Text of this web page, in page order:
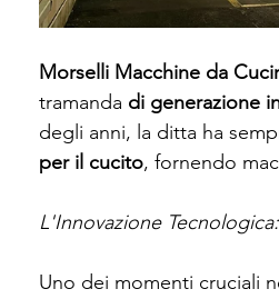
Morselli Macchine da
tramanda di generazione
degli anni, la ditta ha
per il cucito, fornendo
L'Innovazione
Uno dei momenti cruciali